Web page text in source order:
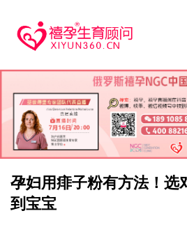
孕妇用痱子粉有方法！选
到宝宝